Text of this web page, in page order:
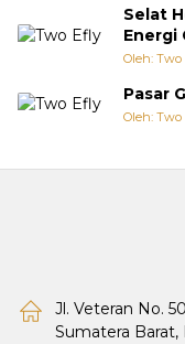
Selat
Energi
Oleh: Two
Pasar
Oleh: Two
Jl. Veteran No.
Sumatera Barat,